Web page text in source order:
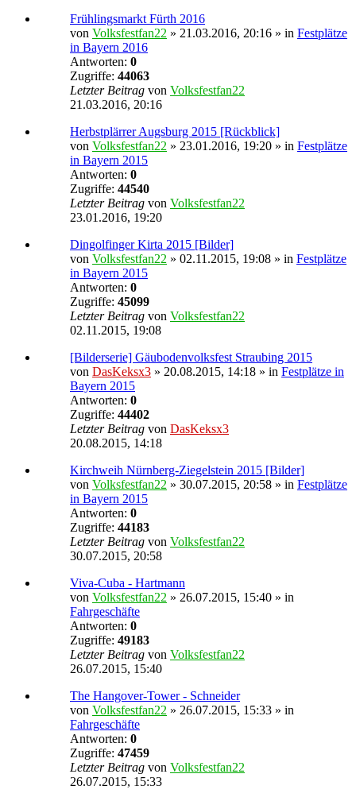
Frühlingsmarkt Fürth 2016
von Volksfestfan22 » 21.03.2016, 20:16 » in Festplätze
in Bayern 2016
Antworten: 0
Zugriffe: 44063
Letzter Beitrag von Volksfestfan22
21.03.2016, 20:16
Herbstplärrer Augsburg 2015 [Rückblick]
von Volksfestfan22 » 23.01.2016, 19:20 » in Festplätze
in Bayern 2015
Antworten: 0
Zugriffe: 44540
Letzter Beitrag von Volksfestfan22
23.01.2016, 19:20
Dingolfinger Kirta 2015 [Bilder]
von Volksfestfan22 » 02.11.2015, 19:08 » in Festplätze
in Bayern 2015
Antworten: 0
Zugriffe: 45099
Letzter Beitrag von Volksfestfan22
02.11.2015, 19:08
[Bilderserie] Gäubodenvolksfest Straubing 2015
von DasKeksx3 » 20.08.2015, 14:18 » in Festplätze in
Bayern 2015
Antworten: 0
Zugriffe: 44402
Letzter Beitrag von DasKeksx3
20.08.2015, 14:18
Kirchweih Nürnberg-Ziegelstein 2015 [Bilder]
von Volksfestfan22 » 30.07.2015, 20:58 » in Festplätze
in Bayern 2015
Antworten: 0
Zugriffe: 44183
Letzter Beitrag von Volksfestfan22
30.07.2015, 20:58
Viva-Cuba - Hartmann
von Volksfestfan22 » 26.07.2015, 15:40 » in
Fahrgeschäfte
Antworten: 0
Zugriffe: 49183
Letzter Beitrag von Volksfestfan22
26.07.2015, 15:40
The Hangover-Tower - Schneider
von Volksfestfan22 » 26.07.2015, 15:33 » in
Fahrgeschäfte
Antworten: 0
Zugriffe: 47459
Letzter Beitrag von Volksfestfan22
26.07.2015, 15:33